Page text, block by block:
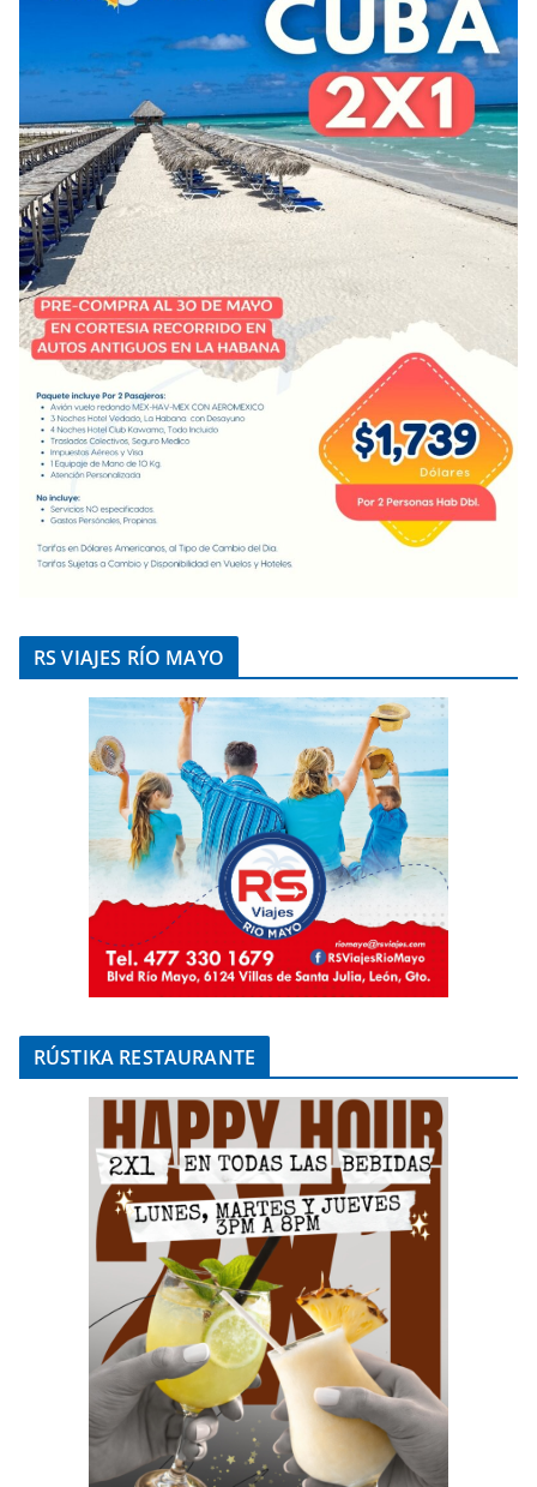
RS VIAJES RÍO MAYO
RÚSTIKA RESTAURANTE